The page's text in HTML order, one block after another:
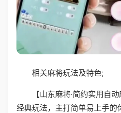
相关麻将玩法及特色;
【山东麻将·简约实用自
经典玩法，主打简单易上手的